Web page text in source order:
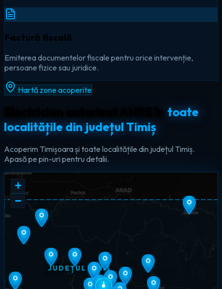
Factură fiscală
Emiterea documentelor fiscale pentru orice intervenție,
persoane fizice sau juridice.
Hartă zone acoperite
toate
localitățile din județul Timiș
Acoperim Timișoara și toate localitățile din județul Timiș.
Apasă pe pin-uri pentru detalii.
JUDEȚUL TIMIȘ
+
−